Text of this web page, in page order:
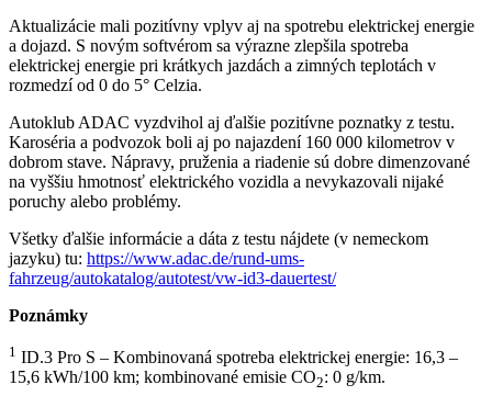
Aktualizácie mali pozitívny vplyv aj na spotrebu elektrickej energie
a dojazd. S novým softvérom sa výrazne zlepšila spotreba
elektrickej energie pri krátkych jazdách a zimných teplotách v
rozmedzí od 0 do 5° Celzia.
Autoklub ADAC vyzdvihol aj ďalšie pozitívne poznatky z testu.
Karoséria a podvozok boli aj po najazdení 160 000 kilometrov v
dobrom stave. Nápravy, pruženia a riadenie sú dobre dimenzované
na vyššiu hmotnosť elektrického vozidla a nevykazovali nijaké
poruchy alebo problémy.
Všetky ďalšie informácie a dáta z testu nájdete (v nemeckom
jazyku) tu: https://www.adac.de/rund-ums-
fahrzeug/autokatalog/autotest/vw-id3-dauertest/
Poznámky
1 ID.3 Pro S – Kombinovaná spotreba elektrickej energie: 16,3 –
15,6 kWh/100 km; kombinované emisie CO2: 0 g/km.